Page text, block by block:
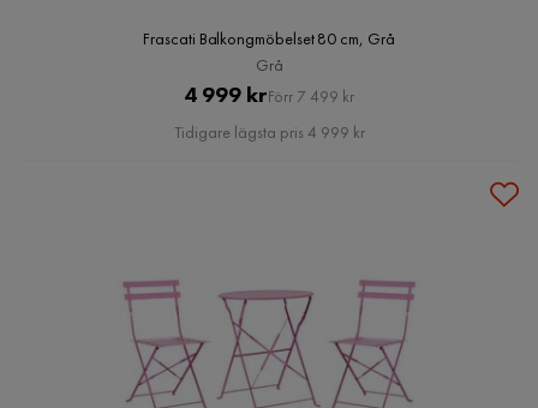
Frascati Balkongmöbelset 80 cm, Grå
Grå
Pris
4 999 krOriginal
Pris
Förr 7 499 kr
Tidigare lägsta pris 4 999 kr